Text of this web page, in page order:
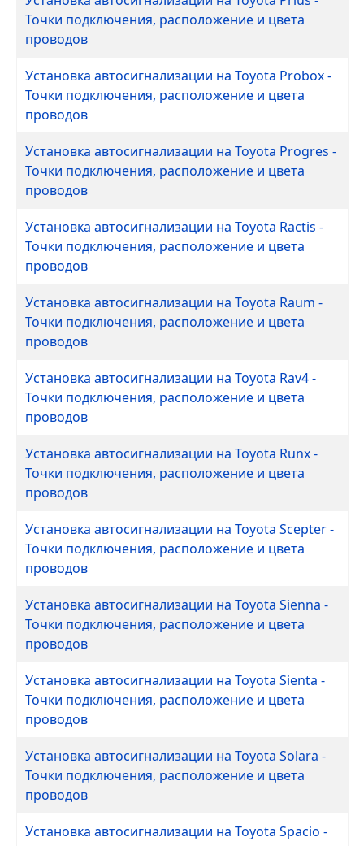
Точки подключения, расположение и цвета
проводов
Установка автосигнализации на Toyota Probox -
Точки подключения, расположение и цвета
проводов
Установка автосигнализации на Toyota Progres -
Точки подключения, расположение и цвета
проводов
Установка автосигнализации на Toyota Ractis -
Точки подключения, расположение и цвета
проводов
Установка автосигнализации на Toyota Raum -
Точки подключения, расположение и цвета
проводов
Установка автосигнализации на Toyota Rav4 -
Точки подключения, расположение и цвета
проводов
Установка автосигнализации на Toyota Runx -
Точки подключения, расположение и цвета
проводов
Установка автосигнализации на Toyota Scepter -
Точки подключения, расположение и цвета
проводов
Установка автосигнализации на Toyota Sienna -
Точки подключения, расположение и цвета
проводов
Установка автосигнализации на Toyota Sienta -
Точки подключения, расположение и цвета
проводов
Установка автосигнализации на Toyota Solara -
Точки подключения, расположение и цвета
проводов
Установка автосигнализации на Toyota Spacio -